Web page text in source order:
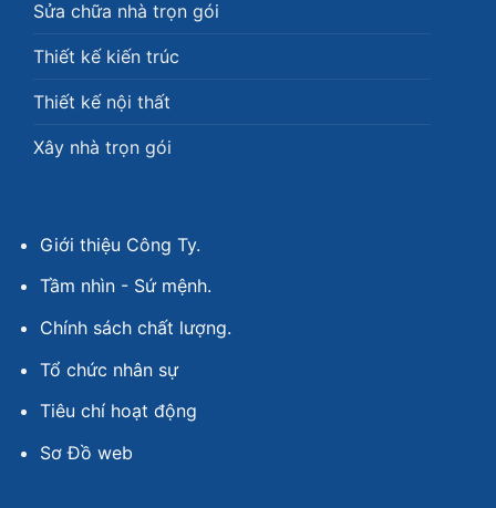
Sửa chữa nhà trọn gói
Thiết kế kiến trúc
Thiết kế nội thất
Xây nhà trọn gói
Giới thiệu Công Ty.
Tầm nhìn - Sứ mệnh.
Chính sách chất lượng.
Tổ chức nhân sự
Tiêu chí hoạt động
Sơ Đồ web